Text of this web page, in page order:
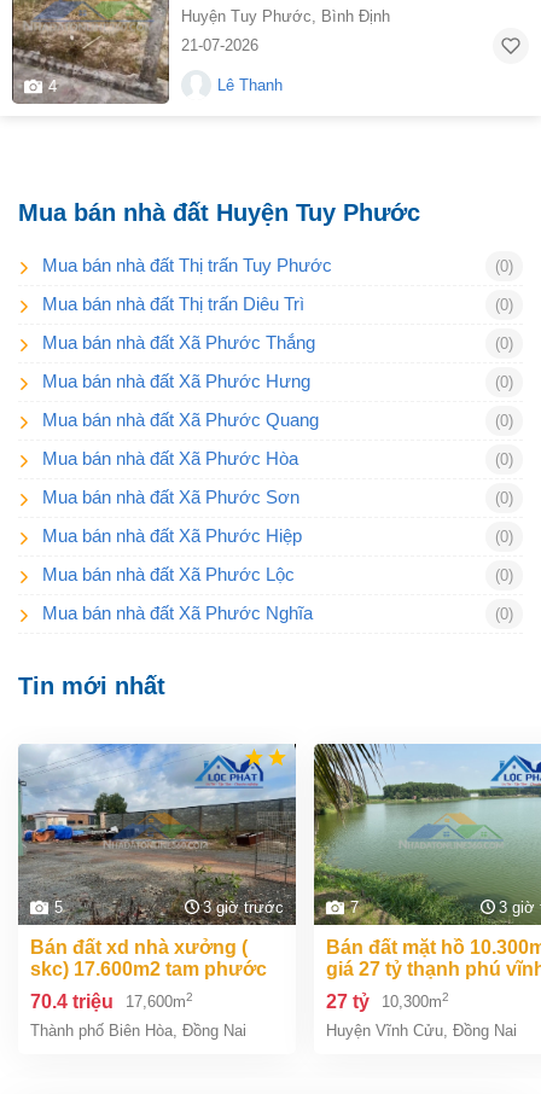
4
Huyện Tuy Phước, Bình Định
21-07-2026
Lê Thanh
Mua bán nhà đất Huyện Tuy Phước
Mua bán nhà đất Thị trấn Tuy Phước (0)
Mua bán nhà đất Thị trấn Diêu Trì (0)
Mua bán nhà đất Xã Phước Thắng (0)
Mua bán nhà đất Xã Phước Hưng (0)
Mua bán nhà đất Xã Phước Quang (0)
Mua bán nhà đất Xã Phước Hòa (0)
Mua bán nhà đất Xã Phước Sơn (0)
Mua bán nhà đất Xã Phước Hiệp (0)
Mua bán nhà đất Xã Phước Lộc (0)
Mua bán nhà đất Xã Phước Nghĩa (0)
Tin mới nhất
5 3 giờ trước
bán đất xd nhà xưởng (
skc) 17.600m2 tam phước
biên hòa đồng nai giá 70,4
tỷ
70.4 triệu 17,600m2
Thành phố Biên Hòa, Đồng Nai
7 3 giờ
bán đất mặt hồ 10.300m2
giá 27 tỷ thạnh phú
cửu đồng nai.
27 tỷ 10,300m2
Huyện Vĩnh Cửu, Đồng Nai